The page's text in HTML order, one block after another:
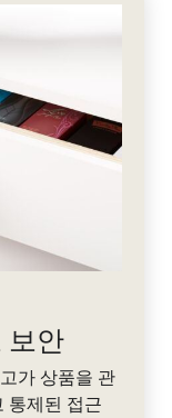
보안
가 상품을 관
통제된 접근